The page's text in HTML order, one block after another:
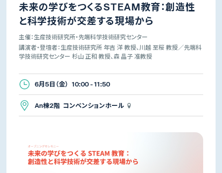
未来の学びをつくるSTEAM教育：創造性
と科学技術が交差する現場から
主催：生産技術研究所・先端科学技術研究センター
講演者・登壇者：生産技術研究所 年吉 洋 教授、川越 至桜 教授／先端科
学技術研究センター 杉山 正和 教授、森 晶子 准教授
6月5日（金） 10:00 - 11:50
An棟2階 コンベンションホール